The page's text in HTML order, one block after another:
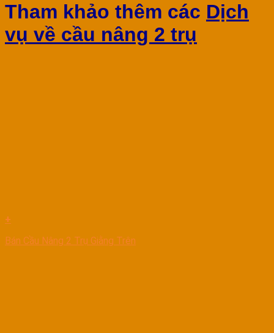
Tham khảo thêm các Dịch
vụ về cầu nâng 2 trụ
+
Bán Cầu Nâng 2 Trụ Giằng Trên